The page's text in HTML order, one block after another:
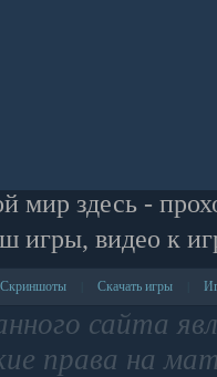
мир здесь -
игры, видео к
Скриншоты Скачать игры
сайта
права на